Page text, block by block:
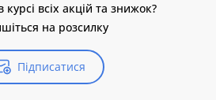
всіх акцій та знижок?
на розсилку
Підписатися